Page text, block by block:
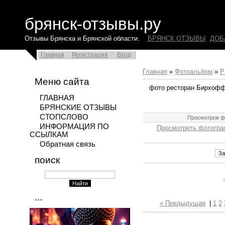
брянск-отзывы.ру
Отзывы Брянска и Брянской области. БРЯНСК ОТЗЫВЫ
Главная Регистрация Вход
Меню сайта
ГЛАВНАЯ
БРЯНСКИЕ ОТЗЫВЫ
СТОПСЛОВО
ИНФОРМАЦИЯ ПО
ССЫЛКАМ
Обратная связь
поиск
...
Главная » Фотоальбом »
фото ресторан
Просмотров
Просмотреть
« Предыдущая 1 2